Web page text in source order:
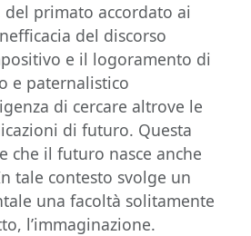
del primato accordato ai
del discorso
e il logoramento di
e paternalistico
di cercare altrove le
di futuro. Questa
che il futuro nasce anche
tale contesto svolge un
una facoltà solitamente
l’immaginazione.